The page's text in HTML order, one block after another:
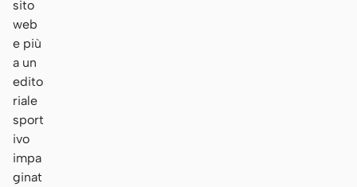
sito
web
e più
a un
edito
riale
sport
ivo
impa
ginat